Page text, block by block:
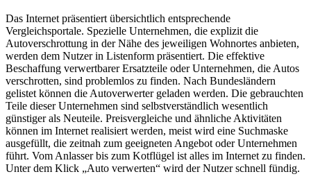
Das Internet präsentiert übersichtlich entsprechende
Vergleichsportale. Spezielle Unternehmen, die explizit die
Autoverschrottung in der Nähe des jeweiligen Wohnortes anbieten,
werden dem Nutzer in Listenform präsentiert. Die effektive
Beschaffung verwertbarer Ersatzteile oder Unternehmen, die Autos
verschrotten, sind problemlos zu finden. Nach Bundesländern
gelistet können die Autoverwerter geladen werden. Die gebrauchten
Teile dieser Unternehmen sind selbstverständlich wesentlich
günstiger als Neuteile. Preisvergleiche und ähnliche Aktivitäten
können im Internet realisiert werden, meist wird eine Suchmaske
ausgefüllt, die zeitnah zum geeigneten Angebot oder Unternehmen
führt. Vom Anlasser bis zum Kotflügel ist alles im Internet zu finden.
Unter dem Klick „Auto verwerten“ wird der Nutzer schnell fündig.